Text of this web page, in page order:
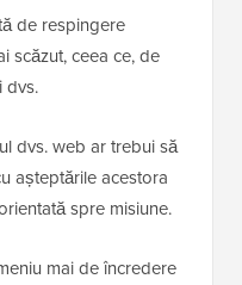
de respingere
scăzut, ceea ce, de
dvs.
dvs. web ar trebui să
așteptările acestora
spre misiune.
mai de încredere